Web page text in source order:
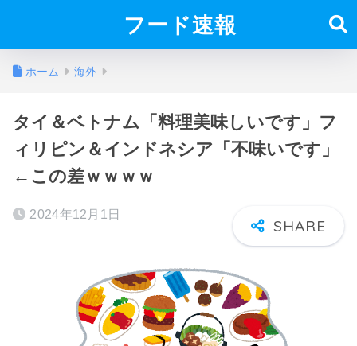
フード速報
ホーム 海外
タイ＆ベトナム「料理美味しいです」フ
ィリピン＆インドネシア「不味いです」
←この差ｗｗｗｗ
2024年12月1日